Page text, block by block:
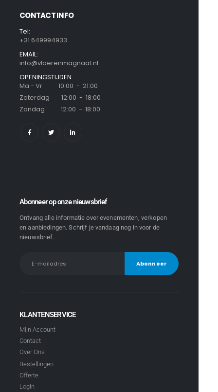
CONTACT INFO
Tel:
+31 649994933
EMAIL:
info@vloerenmagnaat.nl
OPENINGSTIJDEN
Ma - Vr 10:00 - 21:00
Zaterdag 12:00 - 18:00
Zondag 12:00 - 18:00
Abonneer op onze nieuwsbrief
Ontvang alle informatie over evenementen, verkopen
en aanbiedingen. Schrijf je vandaag nog in voor de
nieuwsbrief.
KLANTENSERVICE
Mijn Account
Contact
Over Ons
Bestellingen
Offerte
Login